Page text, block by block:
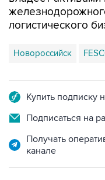
логистического
Новороссийск
Купить подписку
Подписаться на
Получать
канале